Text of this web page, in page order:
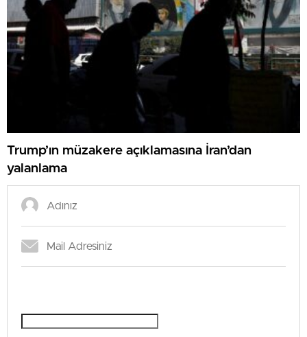
Trump’ın müzakere açıklamasına İran’dan
yalanlama